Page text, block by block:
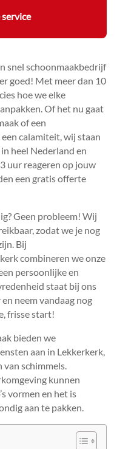
snel schoonmaakbedrijf
goed! Met meer dan 10
hoe we elke
Of het nu gaat
of een
calamiteit, wij staan
heel Nederland en
uur reageren op jouw
een gratis offerte
Geen probleem! Wij
zodat we je nog
Bij
combineren we onze
persoonlijke en
staat bij ons
neem vandaag nog
frisse start!
bieden we
aan in Lekkerkerk,
schimmels.​
kunnen
vormen en het is
aan te pakken.​